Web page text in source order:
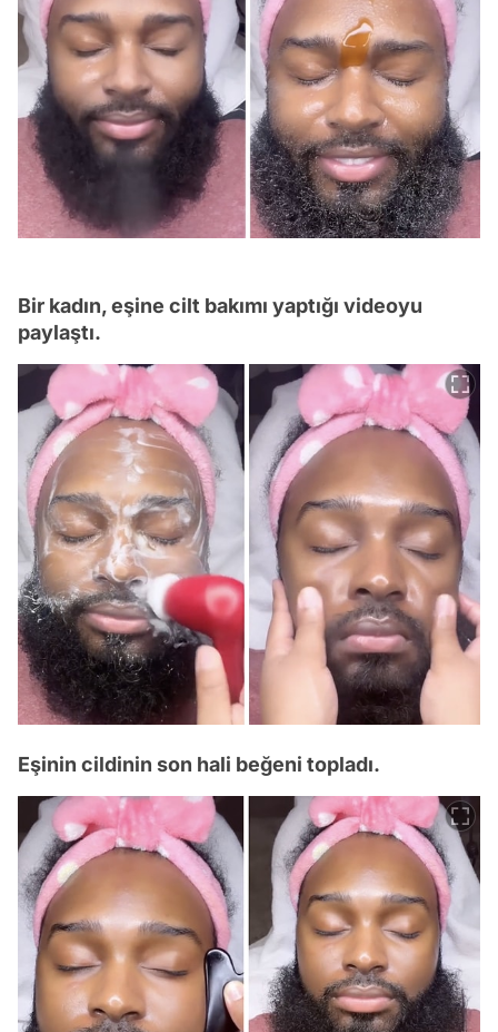
Bir kadın, eşine cilt bakımı yaptığı videoyu
paylaştı.
Eşinin cildinin son hali beğeni topladı.